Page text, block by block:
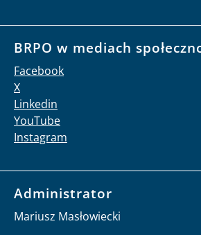
BRPO w mediach
Facebook
X
Linkedin
YouTube
Instagram
Administrator
Mariusz Masłowiecki